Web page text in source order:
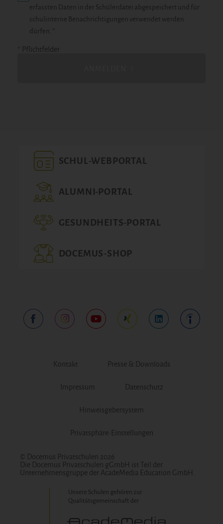
erfassten Daten in der Schülerdatei abgespeichert und für
schulinterne Benachrichtigungen verwendet werden
dürfen. *
* Pflichtfelder
SCHUL-WEBPORTAL
ALUMNI-PORTAL
GESUNDHEITS-PORTAL
DOCEMUS-SHOP
Kontakt Presse & Downloads
Impressum Datenschutz
Hinweisgebersystem
Privatsphäre-Einstellungen
© Docemus Privatschulen 2026
Die Docemus Privatschulen gGmbH ist Teil der
Unternehmensgruppe der AcadeMedia Education GmbH.